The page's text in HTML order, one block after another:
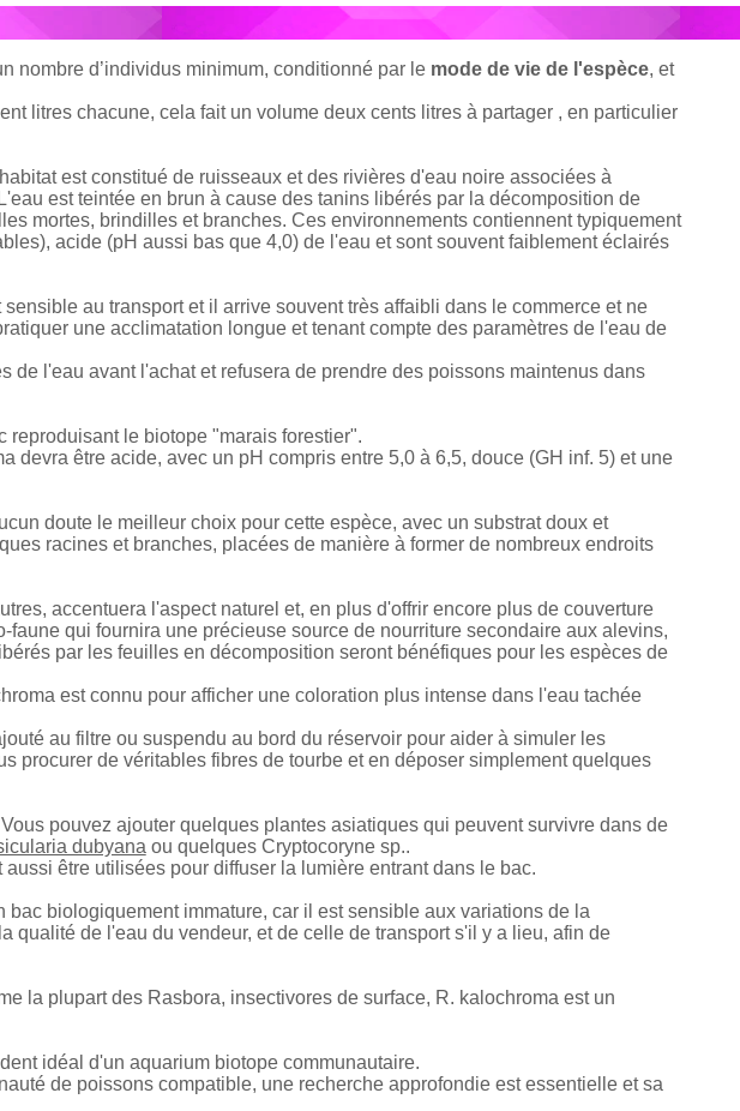
nombre d’individus minimum, conditionné par le mode de vie de l'espèce, et
litres chacune, cela fait un volume deux cents litres à partager , en particulier
est constitué de ruisseaux et des rivières d'eau noire associées à
est teintée en brun à cause des tanins libérés par la décomposition de
mortes, brindilles et branches. Ces environnements contiennent typiquement
acide (pH aussi bas que 4,0) de l'eau et sont souvent faiblement éclairés
au transport et il arrive souvent très affaibli dans le commerce et ne
une acclimatation longue et tenant compte des paramètres de l'eau de
de l'eau avant l'achat et refusera de prendre des poissons maintenus dans
le biotope "marais forestier".
devra être acide, avec un pH compris entre 5,0 à 6,5, douce (GH inf. 5) et une
doute le meilleur choix pour cette espèce, avec un substrat doux et
racines et branches, placées de manière à former de nombreux endroits
accentuera l'aspect naturel et, en plus d'offrir encore plus de couverture
qui fournira une précieuse source de nourriture secondaire aux alevins,
par les feuilles en décomposition seront bénéfiques pour les espèces de
est connu pour afficher une coloration plus intense dans l'eau tachée
au filtre ou suspendu au bord du réservoir pour aider à simuler les
procurer de véritables fibres de tourbe et en déposer simplement quelques
pouvez ajouter quelques plantes asiatiques qui peuvent survivre dans de
dubyana ou quelques Cryptocoryne sp..
être utilisées pour diffuser la lumière entrant dans le bac.
biologiquement immature, car il est sensible aux variations de la
qualité de l'eau du vendeur, et de celle de transport s'il y a lieu, afin de
la plupart des Rasbora, insectivores de surface, R. kalochroma est un
idéal d'un aquarium biotope communautaire.
de poissons compatible, une recherche approfondie est essentielle et sa